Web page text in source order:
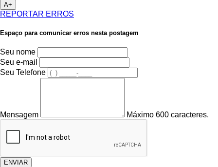
A+
REPORTAR ERROS
Espaço para comunicar erros nesta postagem
Seu nome
Seu e-mail
Seu Telefone
Mensagem Máximo 600 caracteres.
ENVIAR